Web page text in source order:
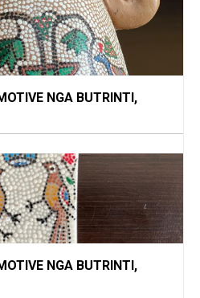
NGA BUTRINTI,
NGA BUTRINTI,